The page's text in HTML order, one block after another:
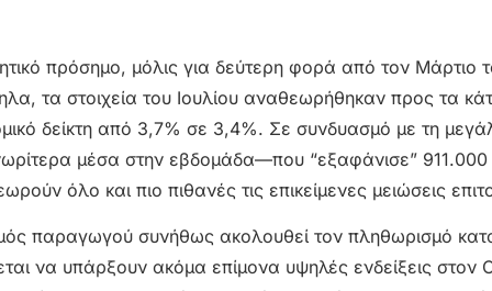
πρόσημο, μόλις για δεύτερη φορά από τον Μάρτιο
τα στοιχεία του Ιουλίου αναθεωρήθηκαν προς τα
δείκτη από 3,7% σε 3,4%. Σε συνδυασμό με τη
μέσα στην εβδομάδα—που “εξαφάνισε” 911.000
όλο και πιο πιθανές τις επικείμενες μειώσεις
παραγωγού συνήθως ακολουθεί τον πληθωρισμό
να υπάρξουν ακόμα επίμονα υψηλές ενδείξεις στον